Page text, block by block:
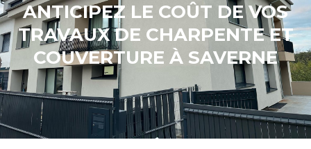
ANTICIPEZ LE COÛT DE VOS
TRAVAUX DE CHARPENTE ET
COUVERTURE À SAVERNE